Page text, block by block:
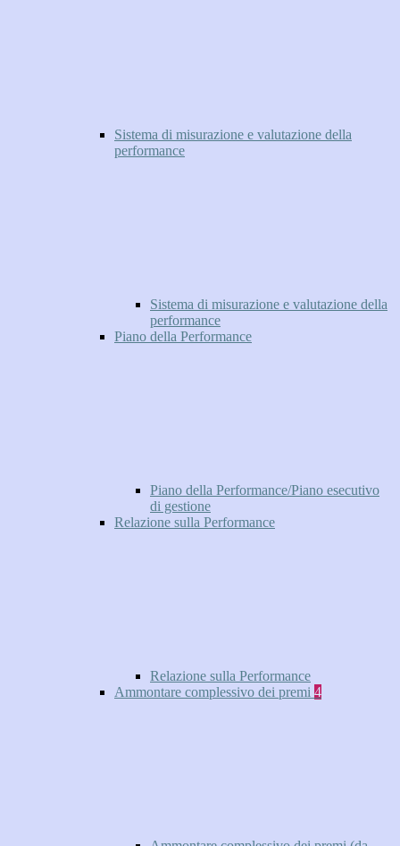
Sistema di misurazione e valutazione della
performance
Sistema di misurazione e valutazione della
performance
Piano della Performance
Piano della Performance/Piano esecutivo
di gestione
Relazione sulla Performance
Relazione sulla Performance
Ammontare complessivo dei premi 4